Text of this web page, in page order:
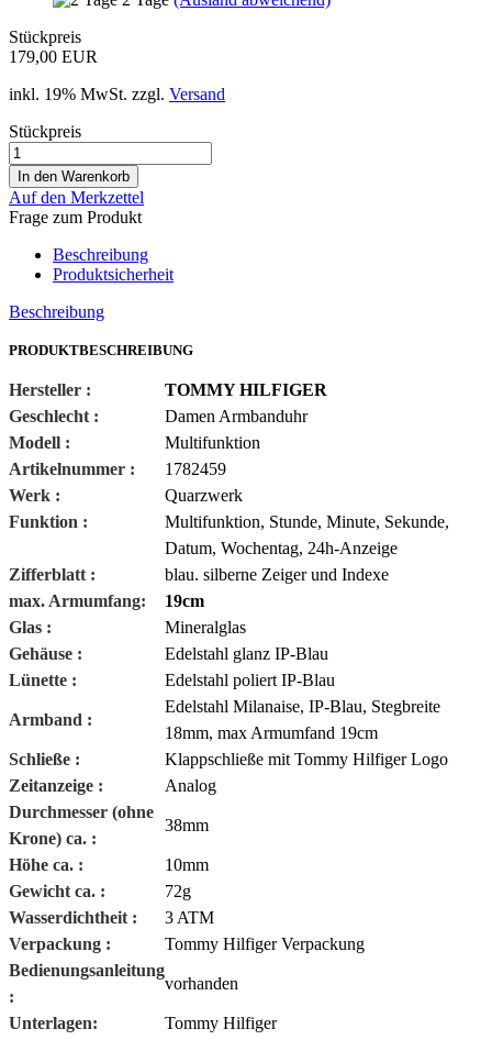
Stückpreis
179,00 EUR
inkl. 19% MwSt. zzgl. Versand
Stückpreis
Auf den Merkzettel
Frage zum Produkt
Beschreibung
Produktsicherheit
Beschreibung
PRODUKTBESCHREIBUNG
Hersteller :
TOMMY HILFIGER
Geschlecht :
Damen Armbanduhr
Modell :
Multifunktion
Artikelnummer :
1782459
Werk :
Quarzwerk
Funktion :
Multifunktion, Stunde, Minute, Sekunde,
Datum, Wochentag, 24h-Anzeige
Zifferblatt :
blau. silberne Zeiger und Indexe
max. Armumfang:
19cm
Glas :
Mineralglas
Gehäuse :
Edelstahl glanz IP-Blau
Lünette :
Edelstahl poliert IP-Blau
Armband :
Edelstahl Milanaise, IP-Blau, Stegbreite
18mm, max Armumfand 19cm
Schließe :
Klappschließe mit Tommy Hilfiger Logo
Zeitanzeige :
Analog
Durchmesser (ohne
Krone) ca. :
38mm
Höhe ca. :
10mm
Gewicht ca. :
72g
Wasserdichtheit :
3 ATM
Verpackung :
Tommy HilfigerVerpackung
Bedienungsanleitung
:
vorhanden
Unterlagen: Tommy Hilfiger